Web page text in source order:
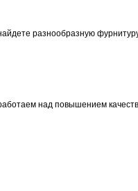
разнообразную
над повышением